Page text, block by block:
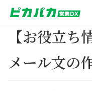
【お役立ち
メール文の